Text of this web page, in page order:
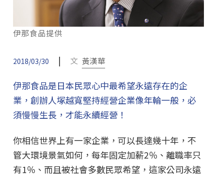
伊那食品提供
2018/03/30 | 文 黃漢華
伊那食品是日本民眾心中最希望永遠存在的企
業，創辦人塚越寬堅持經營企業像年輪一般，必
須慢慢生長，才能永續經營！
你相信世界上有一家企業，可以長達幾十年，不
管大環境景氣如何，每年固定加薪2％、離職率只
有1％、而且被社會多數民眾希望，這家公司永遠